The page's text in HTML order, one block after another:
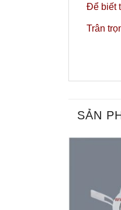
Để biết
Trân
SẢN